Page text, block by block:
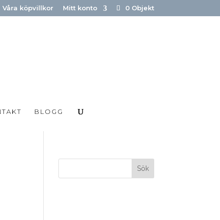
Våra köpvillkor Mitt konto 0 Objekt
BLOGG